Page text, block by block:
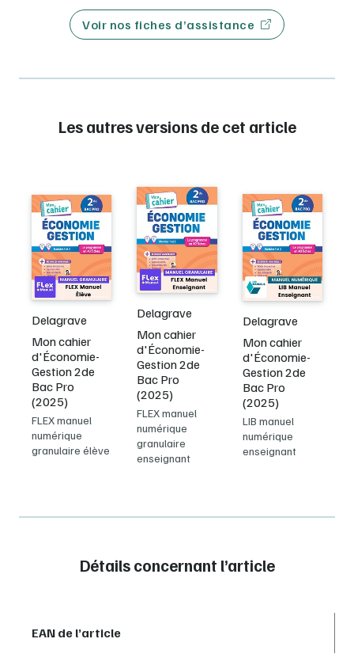
Voir nos fiches d’assistance
Les autres versions de cet article
Delagrave
Mon cahier
d'Économie-
Gestion 2de
Bac Pro
(2025)
FLEX manuel
numérique
granulaire élève
Delagrave
Mon cahier
d'Économie-
Gestion 2de
Bac Pro
(2025)
FLEX manuel
numérique
granulaire
enseignant
Delagrave
Mon cahier
d'Économie-
Gestion 2de
Bac Pro
(2025)
LIB manuel
numérique
enseignant
Détails concernant l’article
EAN de l’article